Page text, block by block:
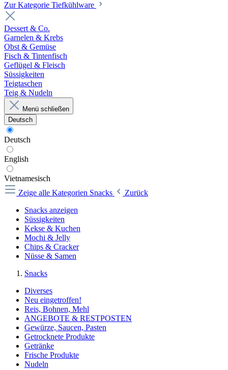
Zur Kategorie Tiefkühlware
Dessert & Co.
Garnelen & Krebs
Obst & Gemüse
Fisch & Tintenfisch
Geflügel & Fleisch
Süssigkeiten
Teigtaschen
Teig & Nudeln
Menü schließen
Deutsch
Deutsch
English
Vietnamesisch
Zeige alle Kategorien Snacks
Zurück
Snacks anzeigen
Süssigkeiten
Kekse & Kuchen
Mochi & Jelly
Chips & Cracker
Nüsse & Samen
Snacks
Diverses
Neu eingetroffen!
Reis, Bohnen, Mehl
ANGEBOTE & RESTPOSTEN
Gewürze, Saucen, Pasten
Getrocknete Produkte
Getränke
Frische Produkte
Nudeln